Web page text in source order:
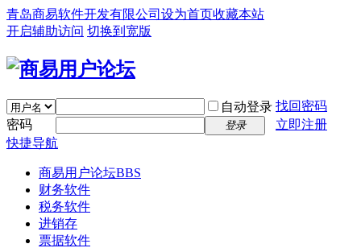
青岛商易软件开发有限公司 设为首页收藏本站
开启辅助访问 切换到宽版
自动登录 找回密码
密码
登录
立即注册
快捷导航
商易用户论坛BBS
财务软件
税务软件
进销存
票据软件